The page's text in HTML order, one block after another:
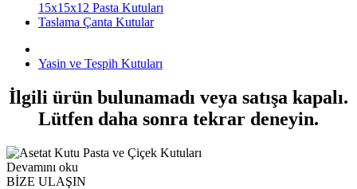
15x15x12 Pasta Kutuları
Taslama Çanta Kutular
Yasin ve Tespih Kutuları
İlgili ürün bulunamadı veya satışa kapalı.
Lütfen daha sonra tekrar deneyin.
Devamını oku
BİZE ULAŞIN